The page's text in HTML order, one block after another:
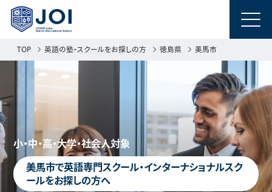
TOP 英語の塾・スクールをお探しの方 徳島県 美馬市
小・中・高・大学・社会人対象
美馬市で英語専門スクール・インターナショナルスク
ールをお探しの方へ